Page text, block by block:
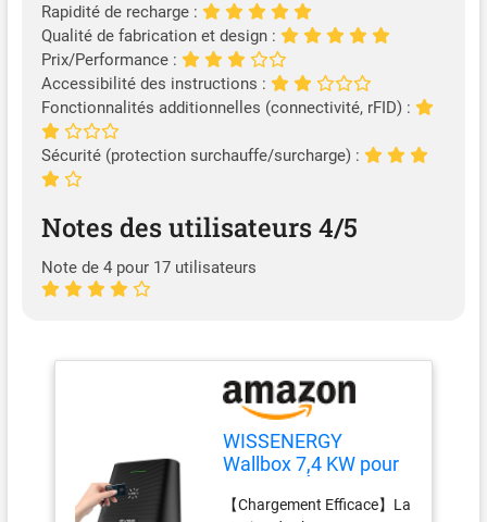
Rapidité de recharge :
Qualité de fabrication et design :
Prix/Performance :
Accessibilité des instructions :
Fonctionnalités additionnelles (connectivité, rFID) :
Sécurité (protection surchauffe/surcharge) :
Notes des utilisateurs 4/5
Note de 4 pour 17 utilisateurs
WISSENERGY
Wallbox 7,4 KW pour
avec RFID,
【Chargement Efficace】La